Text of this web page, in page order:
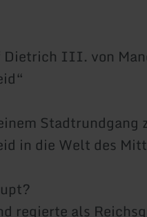
III. von
Stadtrundgang
in die Welt des
regierte als